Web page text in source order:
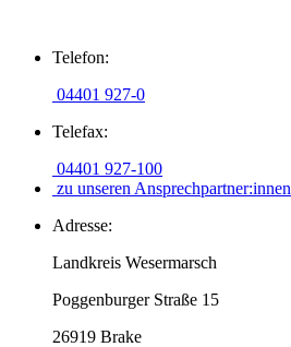
Inhalt
Telefon:
04401 927-0
Telefax:
04401 927-100
zu unseren Ansprechpartner:innen
Adresse:
Landkreis Wesermarsch
Poggenburger Straße 15
26919 Brake